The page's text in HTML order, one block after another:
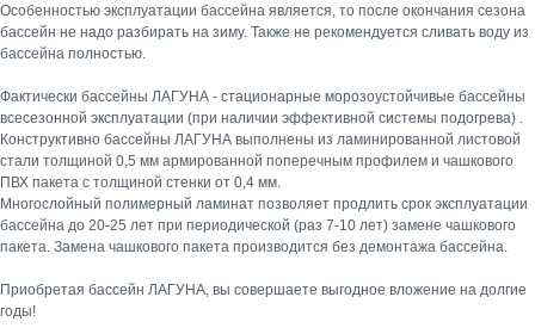
Особенностью эксплуатации бассейна является, то после окончания сезона
бассейн не надо разбирать на зиму. Также не рекомендуется сливать воду из
бассейна полностью.
Фактически бассейны ЛАГУНА - стационарные морозоустойчивые бассейны
всесезонной эксплуатации (при наличии эффективной системы подогрева) .
Конструктивно бассейны ЛАГУНА выполнены из ламинированной листовой
стали толщиной 0,5 мм армированной поперечным профилем и чашкового
ПВХ пакета с толщиной стенки от 0,4 мм.
Многослойный полимерный ламинат позволяет продлить срок эксплуатации
бассейна до 20-25 лет при периодической (раз 7-10 лет) замене чашкового
пакета. Замена чашкового пакета производится без демонтажа бассейна.
Приобретая бассейн ЛАГУНА, вы совершаете выгодное вложение на долгие
годы!